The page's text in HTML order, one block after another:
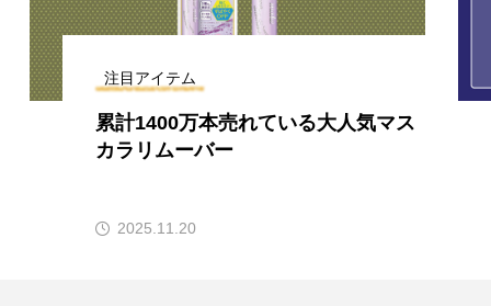
注目アイテム
累計1400万本売れている大人気マス
カラリムーバー
2025.11.20